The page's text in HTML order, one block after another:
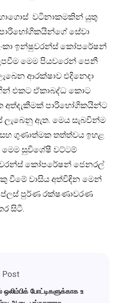
වටිනාකමකින් යුතු
සේවා
ඉන්ෂුවරන්ස් කෝපරේෂන්
මෙම පියවරෙන් පෙනී
ආරක්ෂාව එදිනෙදා
එකට ඒකාබද්ධ කොට
අත්දැකීමක් පාරිභෝගිකයින්ට
ලැබෙනු ඇත. මෙය සැබවින්ම
සහ ගුණාත්මක තත්ත්වය ඉහළ
මෙම සුවිශේෂී වට්ටම්
කෝපරේෂන් ජෙනරල්
වීමේ වාසිය අත්විඳින මෙන්
ප්ලස් පුර්ණ රක්ෂණාවරණ
සිටී.
Post
ஒலிம்பிக் போட்டிகளுக்காக உ